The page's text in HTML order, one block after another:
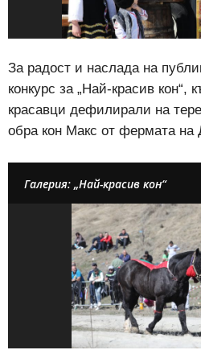
За радост и наслада на
конкурс за „Най-красив кон“,
красавци дефилирали на
обра кон Макс от фермата на
Галерия: „Най-красив кон“